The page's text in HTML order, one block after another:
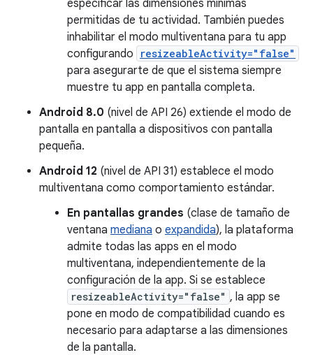
especificar las dimensiones mínimas
permitidas de tu actividad. También puedes
inhabilitar el modo multiventana para tu app
configurando
resizeableActivity="false"
para asegurarte de que el sistema siempre
muestre tu app en pantalla completa.
Android 8.0 (nivel de API 26) extiende el modo de
pantalla en pantalla a dispositivos con pantalla
pequeña.
Android 12 (nivel de API 31) establece el modo
multiventana como comportamiento estándar.
En pantallas grandes (clase de tamaño de
ventana mediana o expandida), la plataforma
admite todas las apps en el modo
multiventana, independientemente de la
configuración de la app. Si se establece
resizeableActivity="false" , la app se
pone en modo de compatibilidad cuando es
necesario para adaptarse a las dimensiones
de la pantalla.